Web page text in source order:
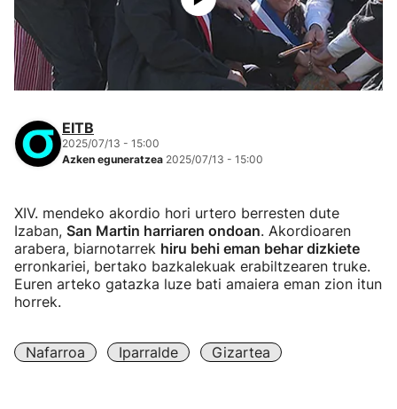
EITB
2025/07/13 - 15:00
Azken eguneratzea 2025/07/13 - 15:00
XIV. mendeko akordio hori urtero berresten dute
Izaban, San Martin harriaren ondoan. Akordioaren
arabera, biarnotarrek hiru behi eman behar dizkiete
erronkariei, bertako bazkalekuak erabiltzearen truke.
Euren arteko gatazka luze bati amaiera eman zion itun
horrek.
Nafarroa Iparralde Gizartea